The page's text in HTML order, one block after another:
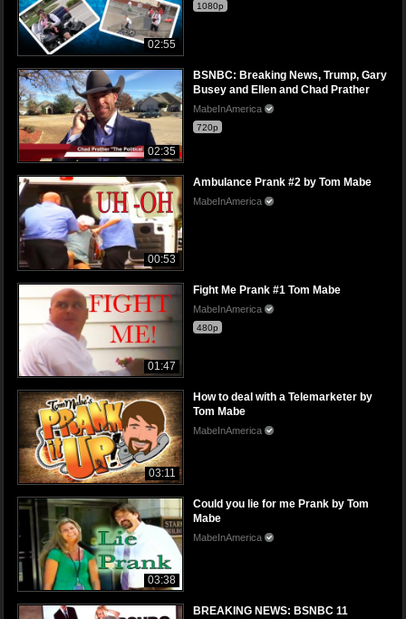
02:55
1080p
02:35
BSNBC: Breaking News, Trump, Gary
Busey and Ellen and Chad Prather
MabeInAmerica
720p
00:53
Ambulance Prank #2 by Tom Mabe
MabeInAmerica
01:47
Fight Me Prank #1 Tom Mabe
MabeInAmerica
480p
03:11
How to deal with a Telemarketer by
Tom Mabe
MabeInAmerica
03:38
Could you lie for me Prank by Tom
Mabe
MabeInAmerica
BREAKING NEWS: BSNBC 11